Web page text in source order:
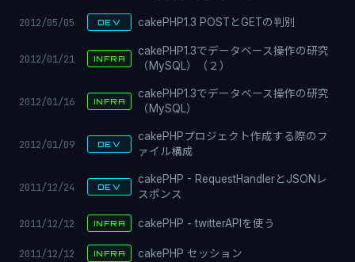
2012/05/05 DEV cakePHP1.3 POSTとGETの判別
2012/01/21 INFRA
cakePHP1.3でデータベース操作の研究
（MySQL）（２）
2012/01/16 INFRA
cakePHP1.3でデータベース操作の研究
（MySQL）
2012/01/09 DEV
cakePHPプロジェクト作成する際のフ
ァイル構成
2011/12/24 DEV
cakePHP - RequestHandlerとJSONレ
スポンス
2011/12/12 INFRA cakePHP - twitterAPIを使う
2011/12/12 INFRA cakePHP セッション